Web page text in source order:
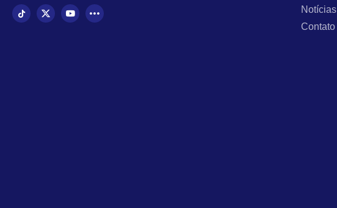
Notícias
Contato